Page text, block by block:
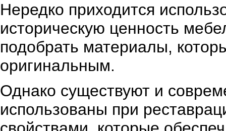
Нередко приходится
историческую ценность
подобрать материалы,
оригинальным.
Однако существуют и
использованы при